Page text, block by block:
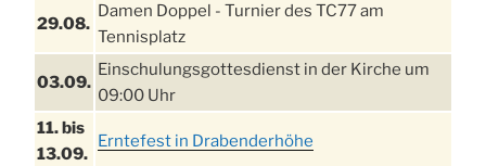
29.08.
Damen Doppel - Turnier des TC77 am
Tennisplatz
03.09.
Einschulungsgottesdienst in der Kirche um
09:00 Uhr
11. bis
13.09.
Erntefest in Drabenderhöhe